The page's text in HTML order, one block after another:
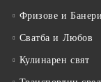
Фризове и Банери
Сватба и Любов
Кулинарен свят